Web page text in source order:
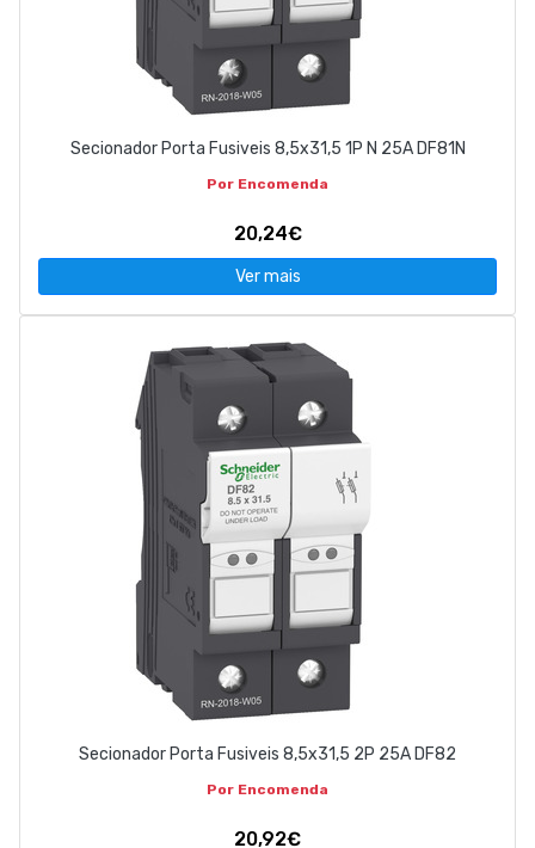
Secionador Porta Fusiveis 8,5x31,5 1P N 25A DF81N
Por Encomenda
20,24€
Ver mais
Secionador Porta Fusiveis 8,5x31,5 2P 25A DF82
Por Encomenda
20,92€